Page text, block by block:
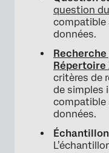
question
compatible
données.
Recherche
Répertoire
critères de
de simples
compatible
données.